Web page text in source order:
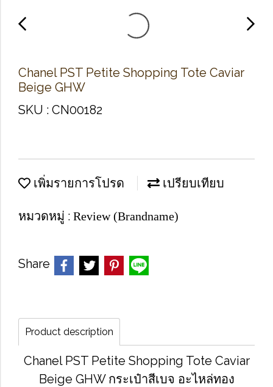
Chanel PST Petite Shopping Tote Caviar
Beige GHW
SKU : CN00182
เพิ่มรายการโปรด เปรียบเทียบ
หมวดหมู่ : Review (Brandname)
Share
Product description
Chanel PST Petite Shopping Tote Caviar
Beige GHW กระเป๋าสีเบจ อะไหล่ทอง